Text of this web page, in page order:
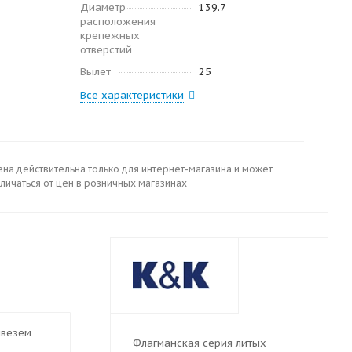
Диаметр
расположения
крепежных
отверстий
139.7
Вылет
25
Все характеристики
действительна только для интернет-магазина и может
от цен в розничных магазинах
Флагманская серия литых